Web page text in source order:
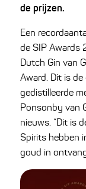
de prijzen.
Een
de SIP Awards
Dutch Gin van
Award. Dit is
gedistilleerde
Ponsonby van
nieuws. “Dit is
Spirits hebben
goud in